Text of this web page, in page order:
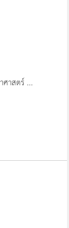
ศาสตร์ ...